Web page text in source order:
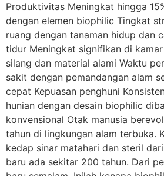
Produktivitas Meningkat hingga
dengan elemen biophilic Tingkat
ruang dengan tanaman hidup dan
tidur Meningkat signifikan di
silang dan material alami Waktu
sakit dengan pemandangan alam
cepat Kepuasan penghuni
hunian dengan desain biophilic
konvensional Otak manusia
tahun di lingkungan alam terbuka.
kedap sinar matahari dan steril
baru ada sekitar 200 tahun. Dari